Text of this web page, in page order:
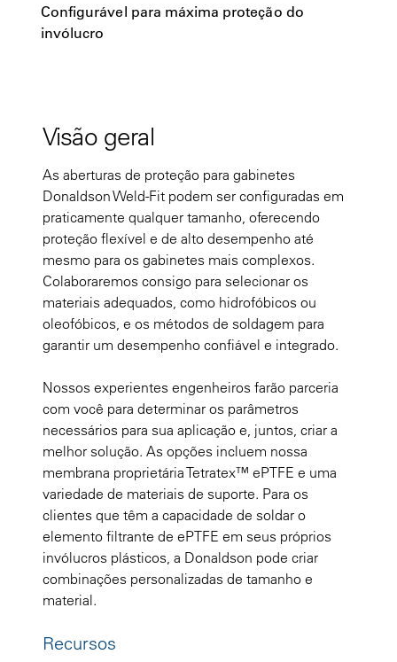
Configurável para máxima proteção do
invólucro
Visão geral
As aberturas de proteção para gabinetes
Donaldson Weld-Fit podem ser configuradas em
praticamente qualquer tamanho, oferecendo
proteção flexível e de alto desempenho até
mesmo para os gabinetes mais complexos.
Colaboraremos consigo para selecionar os
materiais adequados, como hidrofóbicos ou
oleofóbicos, e os métodos de soldagem para
garantir um desempenho confiável e integrado.
Nossos experientes engenheiros farão parceria
com você para determinar os parâmetros
necessários para sua aplicação e, juntos, criar a
melhor solução. As opções incluem nossa
membrana proprietária Tetratex™ ePTFE e uma
variedade de materiais de suporte. Para os
clientes que têm a capacidade de soldar o
elemento filtrante de ePTFE em seus próprios
invólucros plásticos, a Donaldson pode criar
combinações personalizadas de tamanho e
material.
Recursos